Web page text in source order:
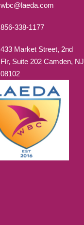
wbc@laeda.com
856-338-1177
433 Market Street, 2nd
Flr, Suite 202 Camden, NJ
08102